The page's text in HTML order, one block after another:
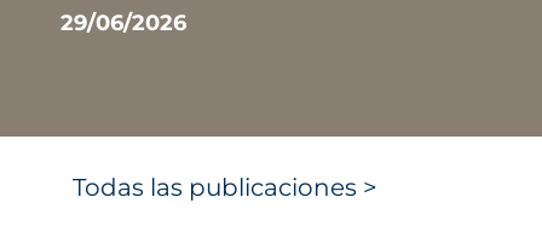
29/06/2026
Todas las publicaciones >